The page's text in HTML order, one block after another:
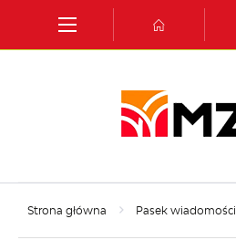
Przejdź do wyszukiwarki.
Przejdź do ustawień wielkości czcionki.
Włącz wersję kontrastową strony.
Strona główna Pasek wiadomości